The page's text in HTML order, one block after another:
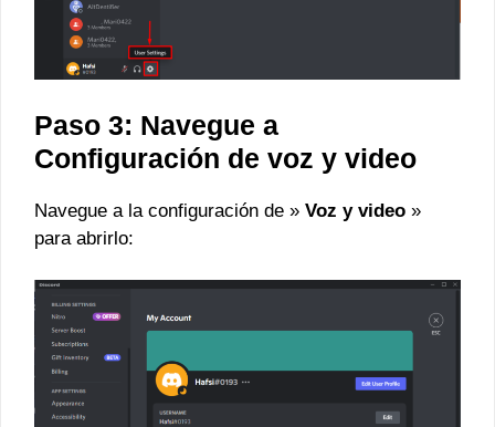
Paso 3: Navegue a
Configuración de voz y video
Navegue a la configuración de » Voz y video »
para abrirlo: